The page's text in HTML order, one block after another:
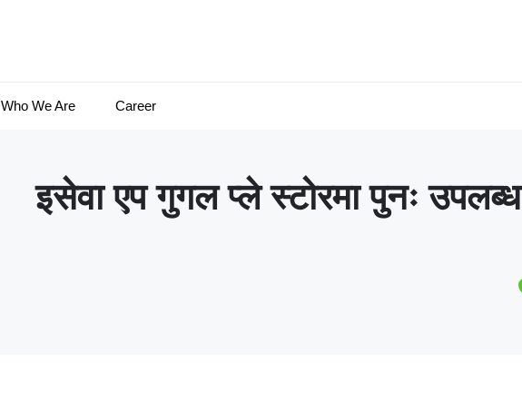
Who We Are Career
इसेवा एप गुगल प्ले स्टोरमा पुनः उपलब्ध